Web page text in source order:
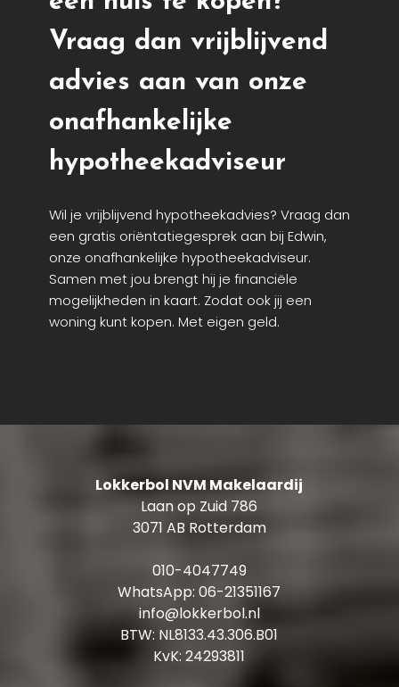
Vraag dan vrijblijvend
advies aan van onze
onafhankelijke
hypotheekadviseur
Wil je vrijblijvend hypotheekadvies? Vraag dan
een gratis oriëntatiegesprek aan bij Edwin,
onze onafhankelijke hypotheekadviseur.
Samen met jou brengt hij je financiële
mogelijkheden in kaart. Zodat ook jij een
woning kunt kopen. Met eigen geld.
Lokkerbol NVM Makelaardij
Laan op Zuid 786
3071 AB Rotterdam
010-4047749
WhatsApp:06-21351167
info@lokkerbol.nl
BTW: NL8133.43.306.B01
KvK: 24293811